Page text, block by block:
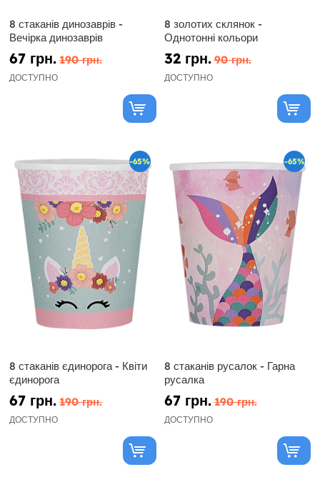
8 стаканів динозаврів -
Вечірка динозаврів
67 грн. 190 грн.
ДОСТУПНО
8 золотих склянок -
Однотонні кольори
32 грн. 90 грн.
ДОСТУПНО
-65%
8 стаканів єдинорога - Квіти
єдинорога
67 грн. 190 грн.
ДОСТУПНО
-65%
8 стаканів русалок - Гарна
русалка
67 грн. 190 грн.
ДОСТУПНО